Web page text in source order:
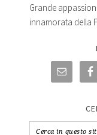
Grande
innamorata della